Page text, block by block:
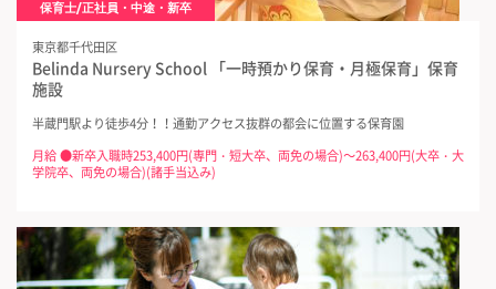
保育士/正社員・中途・新卒
東京都千代田区
Belinda Nursery School 「一時預かり保育・月極保育」保育
施設
半蔵門駅より徒歩4分！！通勤アクセス抜群の都会に位置する保育園
月給 ●新卒入職時253,400円(専門・短大卒、両免の場合)～263,400円(大卒・大
学院卒、両免の場合)(諸手当込み)